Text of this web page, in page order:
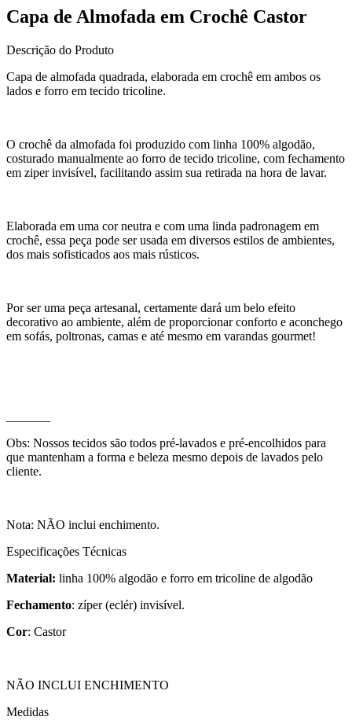
Capa de Almofada em Crochê Castor
Descrição do Produto
Capa de almofada quadrada, elaborada em crochê em ambos os
lados e forro em tecido tricoline.
O crochê da almofada foi produzido com linha 100% algodão,
costurado manualmente ao forro de tecido tricoline, com fechamento
em ziper invisível, facilitando assim sua retirada na hora de lavar.
Elaborada em uma cor neutra e com uma linda padronagem em
crochê, essa peça pode ser usada em diversos estilos de ambientes,
dos mais sofisticados aos mais rústicos.
Por ser uma peça artesanal, certamente dará um belo efeito
decorativo ao ambiente, além de proporcionar conforto e aconchego
em sofás, poltronas, camas e até mesmo em varandas gourmet!
Obs: Nossos tecidos são todos pré-lavados e pré-encolhidos para
que mantenham a forma e beleza mesmo depois de lavados pelo
cliente.
Nota: NÃO inclui enchimento.
Especificações Técnicas
Material: linha 100% algodão e forro em tricoline de algodão
Fechamento: zíper (eclér) invisível.
Cor: Castor
NÃO INCLUI ENCHIMENTO
Medidas